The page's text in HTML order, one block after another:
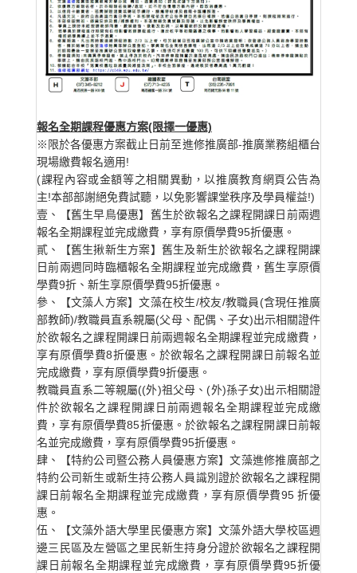
報名全期課程優惠方案(限擇一優惠)
※限於各優惠方案截止日前至進修推廣部-推廣業務組櫃台
現場繳費報名適用!
(課程內容或金額等之相關異動，以推廣教育網頁公告為
主!本部部謝絕免費試聽，以免影響課堂秩序及學員權益!)
壹、【舊生早鳥優惠】舊生於欲報名之課程開課日前兩週
報名全期課程並完成繳費，享有原價學費95折優惠。
貳、【舊生揪新生方案】舊生及新生於欲報名之課程開課
日前兩週同時臨櫃報名全期課程並完成繳費，舊生享原價
學費9折、新生享原價學費95折優惠。
參、【文藻人方案】文藻在校生/校友/教職員(含現任推廣
部教師)/教職員直系親屬(父母、配偶、子女)出示相關證件
於欲報名之課程開課日前兩週報名全期課程並完成繳費，
享有原價學費8折優惠。於欲報名之課程開課日前報名並
完成繳費，享有原價學費9折優惠。
教職員直系二等親屬((外)祖父母、(外)孫子女)出示相關證
件於欲報名之課程開課日前兩週報名全期課程並完成繳
費，享有原價學費85折優惠。於欲報名之課程開課日前報
名並完成繳費，享有原價學費95折優惠。
肆、【特約公司暨公務人員優惠方案】文藻進修推廣部之
特約公司新生或新生持公務人員識別證於欲報名之課程開
課日前報名全期課程並完成繳費，享有原價學費95 折優
惠。
伍、【文藻外語大學里民優惠方案】文藻外語大學校區週
邊三民區及左營區之里民新生持身分證於欲報名之課程開
課日前報名全期課程並完成繳費，享有原價學費95折優